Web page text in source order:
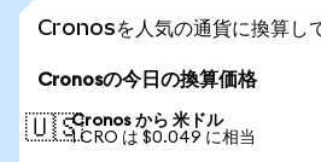
Cronosを人気の通貨に換算し
Cronosの今日の換算価格
🇺🇸Cronos から 米ドル
1 CRO は $0.049 に相当